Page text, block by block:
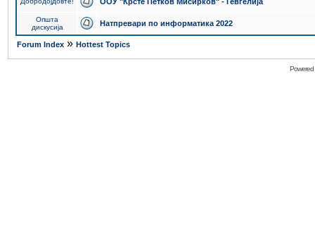
Општа
дискусија
Натпревари по информатика 2022
Forum Index » Hottest Topics